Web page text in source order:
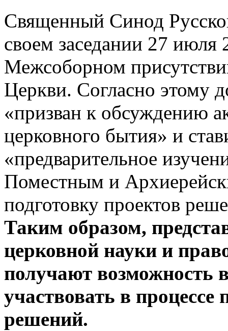
Священный Синод
своем заседании 27
Межсоборном
Церкви. Согласно этому
«призван к обсуждению
церковного бытия» и
«предварительное
Поместным и
подготовку проектов
Таким образом,
церковной науки и
получают возможность
участвовать в
решений.